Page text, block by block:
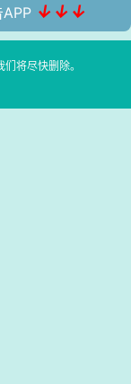
↓↓↓
将尽快删除。